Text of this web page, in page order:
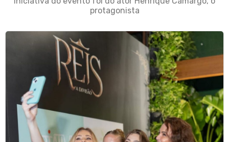
protagonista